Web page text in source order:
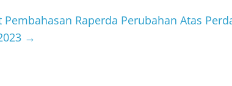
Pembahasan Raperda Perubahan Atas
→